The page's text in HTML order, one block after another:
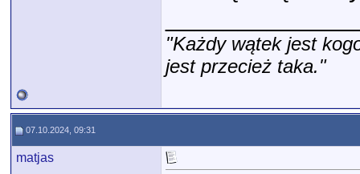
"Każdy wątek jest
jest przecież taka."
07.10.2024, 09:31
matjas